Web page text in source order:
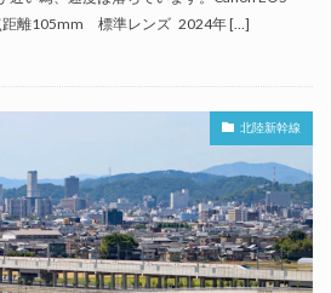
距離105mm 標準レンズ 2024年 […]
北陸新幹線